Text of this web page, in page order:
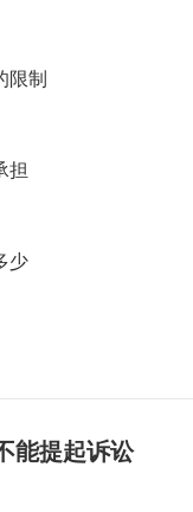
限制
担
少
能提起诉讼